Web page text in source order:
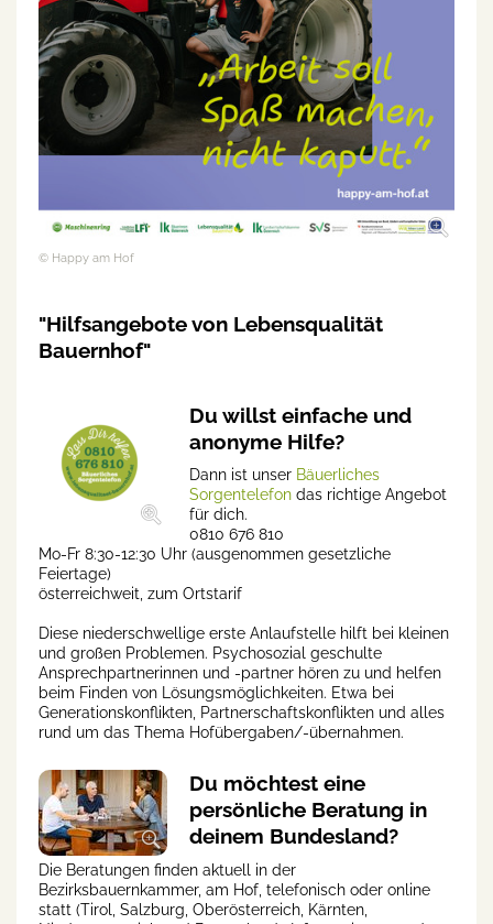
© Happy am Hof
"Hilfsangebote von Lebensqualität
Bauernhof"
Du willst einfache und
anonyme Hilfe?
Dann ist unser Bäuerliches
Sorgentelefon das richtige Angebot
für dich.
0810 676 810
Mo-Fr 8:30-12:30 Uhr (ausgenommen gesetzliche
Feiertage)
österreichweit, zum Ortstarif
Diese niederschwellige erste Anlaufstelle hilft bei kleinen
und großen Problemen. Psychosozial geschulte
Ansprechpartnerinnen und -partner hören zu und helfen
beim Finden von Lösungsmöglichkeiten. Etwa bei
Generationskonflikten, Partnerschaftskonflikten und alles
rund um das Thema Hofübergaben/-übernahmen.
Du möchtest eine
persönliche Beratung in
deinem Bundesland?
Die Beratungen finden aktuell in der
Bezirksbauernkammer, am Hof, telefonisch oder online
statt (Tirol, Salzburg, Oberösterreich, Kärnten,